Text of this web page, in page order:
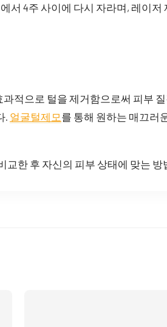
서 4주 사이에 다시 자라며, 레이저
적으로 털을 제거함으로써 피부
. 얼굴털제모 를 통해 원하는 매끄러
한 후 자신의 피부 상태에 맞는 방